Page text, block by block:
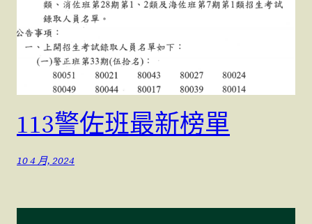
113警佐班最新榜單
10 4 月, 2024